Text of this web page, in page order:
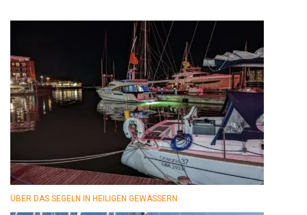
ÜBER DAS SEGELN IN HEILIGEN GEWÄSSERN